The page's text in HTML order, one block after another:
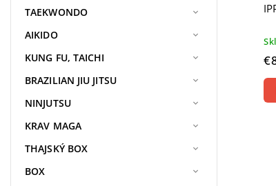
TAEKWONDO
AIKIDO
KUNG FU, TAICHI
BRAZILIAN JIU JITSU
NINJUTSU
KRAV MAGA
THAJSKÝ BOX
BOX